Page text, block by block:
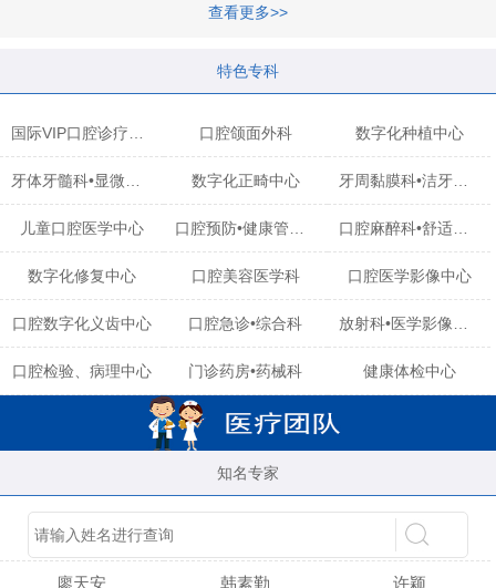
查看更多>>
特色专科
口腔颌面外科 数字化种植中心
数字化正畸中心 牙周黏膜科•洁牙中心
儿童口腔医学中心 口腔麻醉科•舒适化诊疗中心
数字化修复中心 口腔美容医学科 口腔医学影像中心
口腔数字化义齿中心 口腔急诊•综合科
口腔检验、病理中心 门诊药房•药械科 健康体检中心
知名专家
陈育玲 吴晓桃
廖天安 韩素勤 许颖